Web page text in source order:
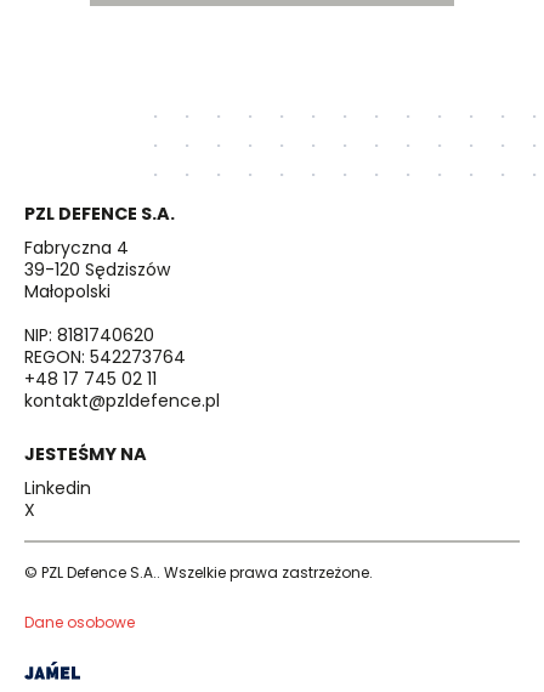
PZL DEFENCE S.A.
Fabryczna 4
39-120 Sędziszów
Małopolski
NIP: 8181740620
REGON: 542273764
+48 17 745 02 11
kontakt@pzldefence.pl
JESTEŚMY NA
Linkedin
X
© PZL Defence S.A.. Wszelkie prawa zastrzeżone.
Dane osobowe